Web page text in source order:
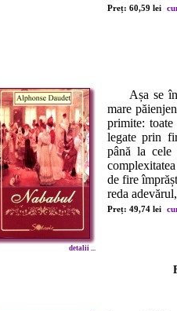
Preț: 60,59 lei
detalii ...
Așa se
mare
primite:
legate prin
până la cele
de fire
reda
Preț: 49,74 lei